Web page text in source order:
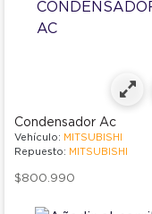
Condensador Ac
Vehículo: MITSUBISHI
Repuesto: MITSUBISHI
$800.990